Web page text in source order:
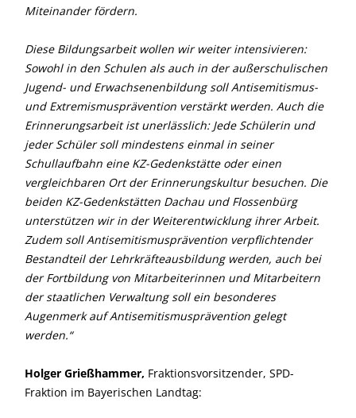
Miteinander fördern.
Diese Bildungsarbeit wollen wir weiter intensivieren:
Sowohl in den Schulen als auch in der außerschulischen
Jugend- und Erwachsenenbildung soll Antisemitismus-
und Extremismusprävention verstärkt werden. Auch die
Erinnerungsarbeit ist unerlässlich: Jede Schülerin und
jeder Schüler soll mindestens einmal in seiner
Schullaufbahn eine KZ-Gedenkstätte oder einen
vergleichbaren Ort der Erinnerungskultur besuchen. Die
beiden KZ-Gedenkstätten Dachau und Flossenbürg
unterstützen wir in der Weiterentwicklung ihrer Arbeit.
Zudem soll Antisemitismusprävention verpflichtender
Bestandteil der Lehrkräfteausbildung werden, auch bei
der Fortbildung von Mitarbeiterinnen und Mitarbeitern
der staatlichen Verwaltung soll ein besonderes
Augenmerk auf Antisemitismusprävention gelegt
werden.“
Holger Grießhammer, Fraktionsvorsitzender, SPD-
Fraktion im Bayerischen Landtag: